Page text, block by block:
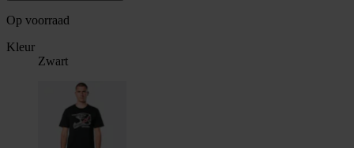
Op voorraad
Kleur
Zwart